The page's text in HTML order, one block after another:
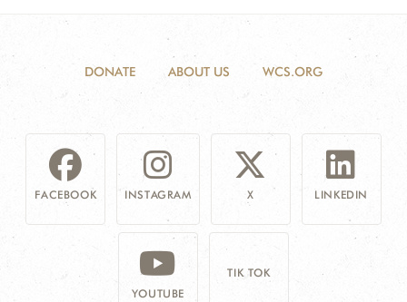
DONATE ABOUT US WCS.ORG
FACEBOOK INSTAGRAM X LINKEDIN
YOUTUBE
TIK TOK